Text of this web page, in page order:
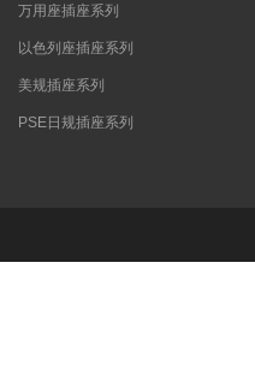
万用座插座系列
以色列座插座系列
美规插座系列
PSE日规插座系列